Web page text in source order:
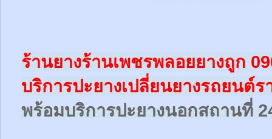
ร้านยางร้านเพชรพลอยยางถูก
บริการปะยางเปลี่ยนยางรถยนต์
พร้อมบริการปะยางนอกสถานที่